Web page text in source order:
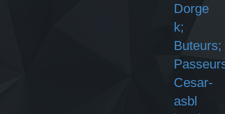
Dorge
k;
Buteurs;
Cesar-
asbl